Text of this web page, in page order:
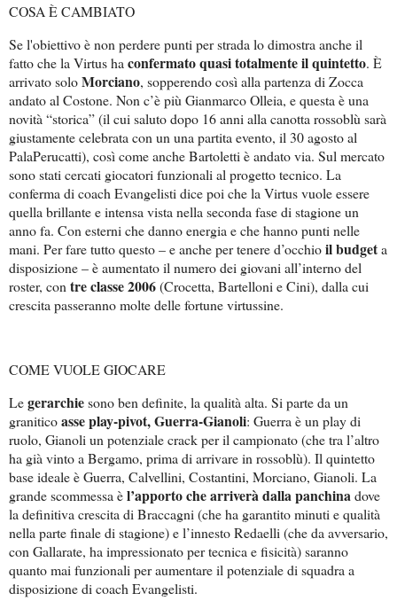
COSA È CAMBIATO
Se l'obiettivo è non perdere punti per strada lo dimostra anche il
fatto che la Virtus ha confermato quasi totalmente il quintetto. È
arrivato soloMorciano, sopperendo così alla partenza di Zocca
andato al Costone. Non c’è più Gianmarco Olleia, e questa è una
novità “storica” (il cui saluto dopo 16 anni alla canotta rossoblù sarà
giustamente celebrata con un una partita evento, il 30 agosto al
PalaPerucatti), così come anche Bartoletti è andato via. Sul mercato
sono stati cercati giocatori funzionali al progetto tecnico. La
conferma di coach Evangelisti dice poi che la Virtus vuole essere
quella brillante e intensa vista nella seconda fase di stagione un
anno fa. Con esterni che danno energia e che hanno punti nelle
mani. Per fare tutto questo – e anche per tenere d’occhioil budgeta
disposizione – è aumentato il numero dei giovani all’interno del
roster, con tre classe 2006(Crocetta, Bartelloni e Cini), dalla cui
crescita passeranno molte delle fortune virtussine.
COME VUOLE GIOCARE
Legerarchiesono ben definite, la qualità alta. Si parte da un
graniticoasse play-pivot, Guerra-Gianoli: Guerra è un play di
ruolo, Gianoli un potenziale crack per il campionato (che tra l’altro
ha già vinto a Bergamo, prima di arrivare in rossoblù). Il quintetto
base ideale è Guerra, Calvellini, Costantini, Morciano, Gianoli. La
grande scommessa èl’apporto che arriverà dalla panchinadove
la definitiva crescita di Braccagni (che ha garantito minuti e qualità
nella parte finale di stagione) e l’innesto Redaelli (che da avversario,
con Gallarate, ha impressionato per tecnica e fisicità) saranno
quanto mai funzionali per aumentare il potenziale di squadra a
disposizione di coach Evangelisti.